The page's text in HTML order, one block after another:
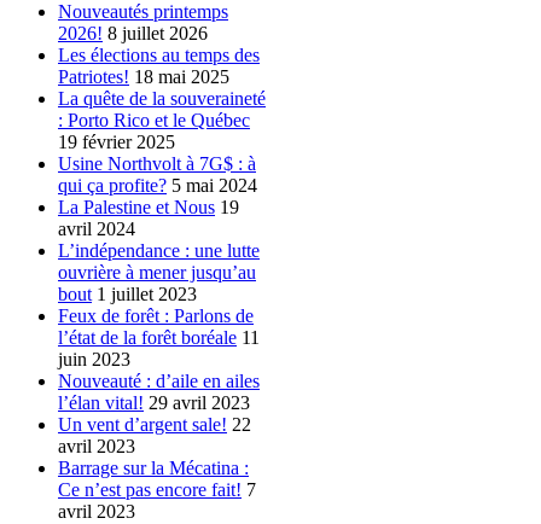
Nouveautés printemps
2026! 8 juillet 2026
Les élections au temps des
Patriotes! 18 mai 2025
La quête de la souveraineté
: Porto Rico et le Québec
19 février 2025
Usine Northvolt à 7G$ : à
qui ça profite? 5 mai 2024
La Palestine et Nous 19
avril 2024
L’indépendance : une lutte
ouvrière à mener jusqu’au
bout 1 juillet 2023
Feux de forêt : Parlons de
l’état de la forêt boréale 11
juin 2023
Nouveauté : d’aile en ailes
l’élan vital! 29 avril 2023
Un vent d’argent sale! 22
avril 2023
Barrage sur la Mécatina :
Ce n’est pas encore fait! 7
avril 2023